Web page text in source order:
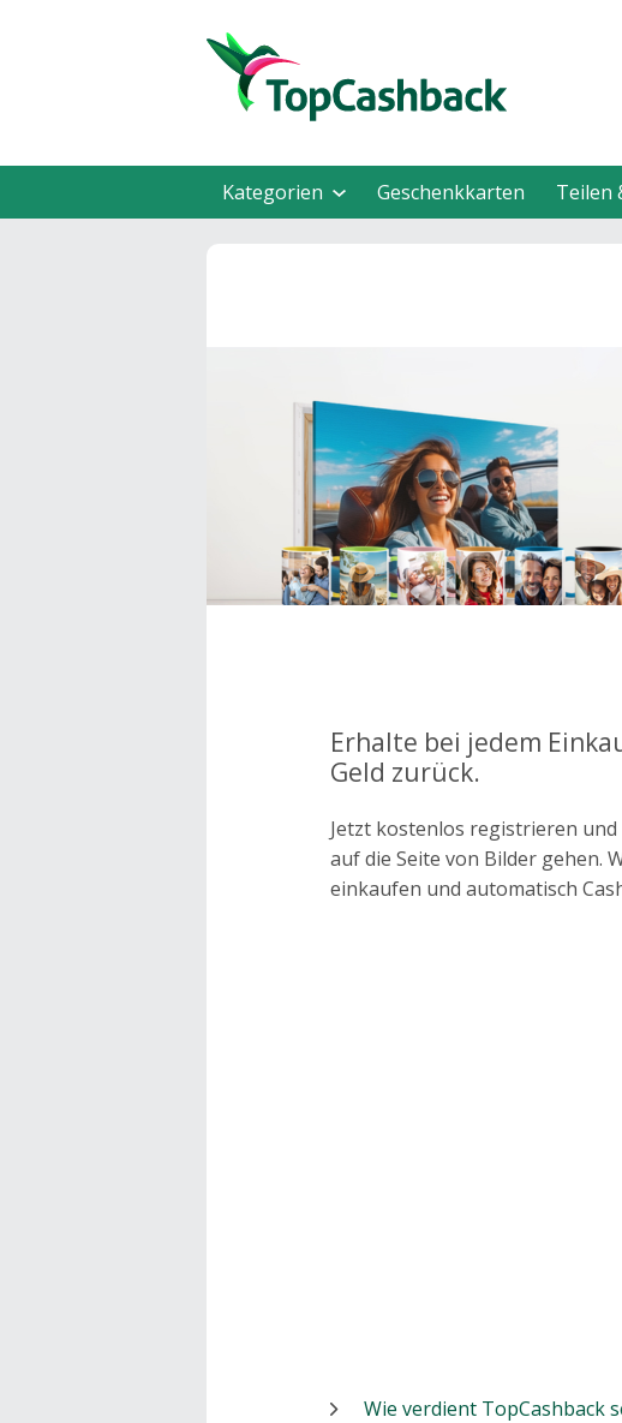
Kategorien Geschenkkarten Teilen
Erhalte bei jedem
Geld zurück.
Jetzt kostenlos registrieren
auf die Seite von Bilder gehen.
einkaufen und automatisch
Wie verdient TopCashback